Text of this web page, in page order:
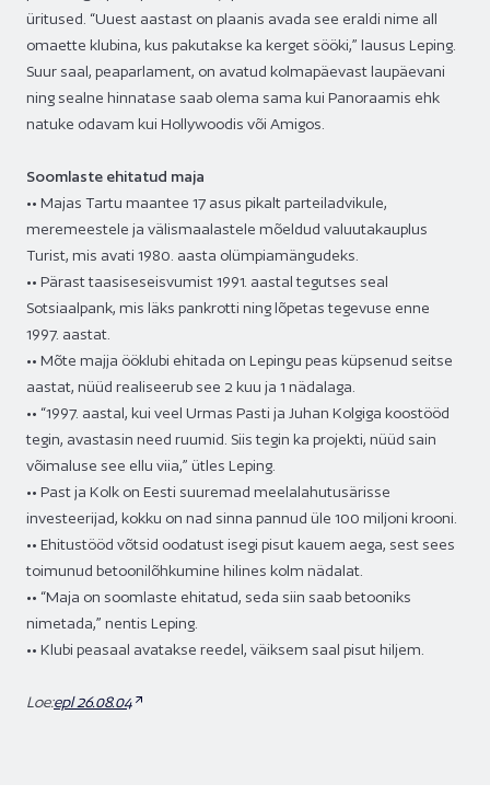
üritused. “Uuest aastast on plaanis avada see eraldi nime all
omaette klubina, kus pakutakse ka kerget sööki,” lausus Leping.
Suur saal, peaparlament, on avatud kolmapäevast laupäevani
ning sealne hinnatase saab olema sama kui Panoraamis ehk
natuke odavam kui Hollywoodis või Amigos.
Soomlaste ehitatud maja
•• Majas Tartu maantee 17 asus pikalt parteiladvikule,
meremeestele ja välismaalastele mõeldud valuutakauplus
Turist, mis avati 1980. aasta olümpiamängudeks.
•• Pärast taasiseseisvumist 1991. aastal tegutses seal
Sotsiaalpank, mis läks pankrotti ning lõpetas tegevuse enne
1997. aastat.
•• Mõte majja ööklubi ehitada on Lepingu peas küpsenud seitse
aastat, nüüd realiseerub see 2 kuu ja 1 nädalaga.
•• “1997. aastal, kui veel Urmas Pasti ja Juhan Kolgiga koostööd
tegin, avastasin need ruumid. Siis tegin ka projekti, nüüd sain
võimaluse see ellu viia,” ütles Leping.
•• Past ja Kolk on Eesti suuremad meelalahutusärisse
investeerijad, kokku on nad sinna pannud üle 100 miljoni krooni.
•• Ehitustööd võtsid oodatust isegi pisut kauem aega, sest sees
toimunud betoonilõhkumine hilines kolm nädalat.
•• “Maja on soomlaste ehitatud, seda siin saab betooniks
nimetada,” nentis Leping.
•• Klubi peasaal avatakse reedel, väiksem saal pisut hiljem.
Loe:epl 26.08.04